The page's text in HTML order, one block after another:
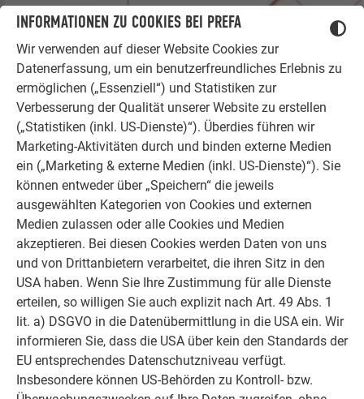
INFORMATIONEN ZU COOKIES BEI PREFA
Wir verwenden auf dieser Website Cookies zur
Datenerfassung, um ein benutzerfreundliches Erlebnis zu
ermöglichen („Essenziell“) und Statistiken zur
Verbesserung der Qualität unserer Website zu erstellen
(„Statistiken (inkl. US-Dienste)“). Überdies führen wir
Marketing-Aktivitäten durch und binden externe Medien
ein („Marketing & externe Medien (inkl. US-Dienste)“). Sie
können entweder über „Speichern“ die jeweils
ausgewählten Kategorien von Cookies und externen
Medien zulassen oder alle Cookies und Medien
akzeptieren. Bei diesen Cookies werden Daten von uns
und von Drittanbietern verarbeitet, die ihren Sitz in den
USA haben. Wenn Sie Ihre Zustimmung für alle Dienste
erteilen, so willigen Sie auch explizit nach Art. 49 Abs. 1
lit. a) DSGVO in die Datenübermittlung in die USA ein. Wir
informieren Sie, dass die USA über kein den Standards der
EU entsprechendes Datenschutzniveau verfügt.
Insbesondere können US-Behörden zu Kontroll- bzw.